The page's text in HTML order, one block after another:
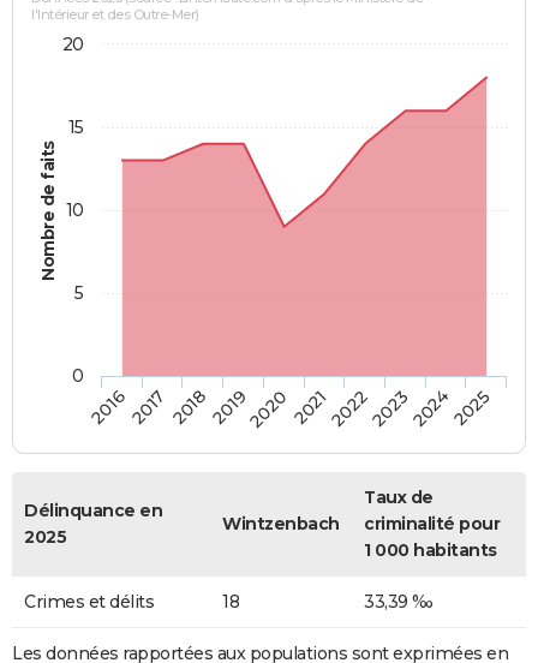
Nombre de faits
l'Intérieur et des Outre-Mer)
20162017 20182019202020212022202320242025
0
5
10
15
20
Délinquance en
2025
Wintzenbach
Taux de
criminalité pour
1 000 habitants
Crimes et délits 18 33,39 ‰
Les données rapportées aux populations sont exprimées en